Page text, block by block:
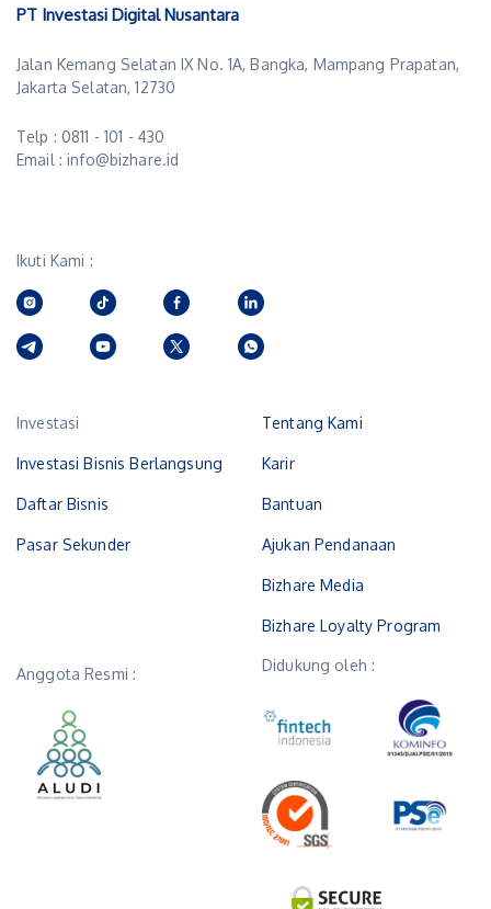
PT Investasi Digital Nusantara
Jalan Kemang Selatan IX No. 1A, Bangka, Mampang Prapatan,
Jakarta Selatan, 12730
Telp : 0811 - 101 - 430
Email : info@bizhare.id
Ikuti Kami :
Investasi
Investasi Bisnis Berlangsung
Daftar Bisnis
Pasar Sekunder
Tentang Kami
Karir
Bantuan
Ajukan Pendanaan
Bizhare Media
Bizhare Loyalty Program
Anggota Resmi : Didukung oleh :